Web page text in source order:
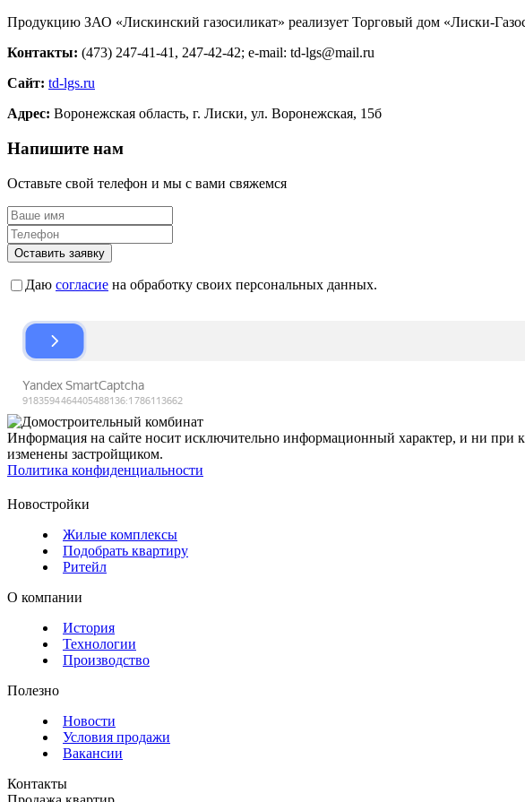
Продукцию ЗАО «Лискинский газосиликат» реализует Торговый дом «Лиски-
Контакты: (473) 247-41-41, 247-42-42; e-mail: td-lgs@mail.ru
Сайт: td-lgs.ru
Адрес: Воронежская область, г. Лиски, ул. Воронежская, 15б
Напишите нам
Оставьте свой телефон и мы с вами свяжемся
Оставить заявку
Даю согласие на обработку своих персональных данных.
Информация на сайте носит исключительно информационный характер, и ни при
изменены застройщиком.
Политика конфиденциальности
Новостройки
Жилые комплексы
Подобрать квартиру
Ритейл
О компании
История
Технологии
Производство
Полезно
Новости
Условия продажи
Вакансии
Контакты